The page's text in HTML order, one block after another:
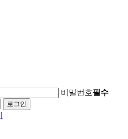
비밀번호필수